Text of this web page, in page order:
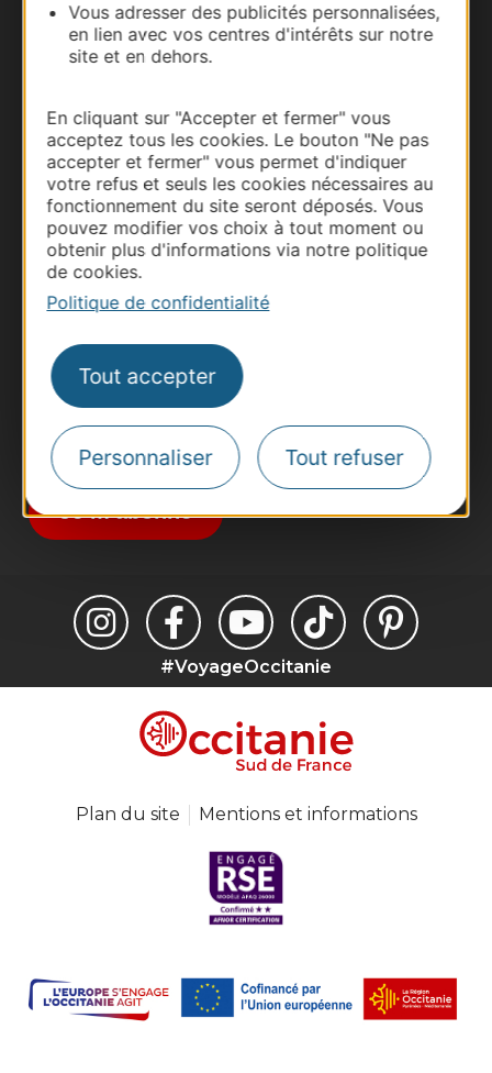
Vous adresser des publicités personnalisées,
en lien avec vos centres d'intérêts sur notre
site et en dehors.
En cliquant sur "Accepter et fermer" vous
acceptez tous les cookies. Le bouton "Ne pas
accepter et fermer" vous permet d'indiquer
votre refus et seuls les cookies nécessaires au
fonctionnement du site seront déposés. Vous
pouvez modifier vos choix à tout moment ou
obtenir plus d'informations via notre politique
de cookies.
Politique de confidentialité
Tout accepter
Personnaliser Tout refuser
Thermalisme
Business/Mice
Pros d'Occitanie
Voyagistes
Destination Sport
Inscrivez-vous à la lettre d'information
Destination Occitanie pour recevoir des
suggestions de séjours, de visites et de sorties.
Je m'abonne
#VoyageOccitanie
Plan du site Mentions et informations